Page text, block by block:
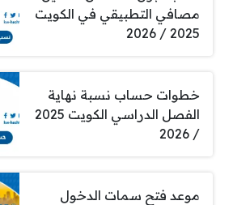
مصافي التطبيقي في الكويت
2025 / 2026
خطوات حساب نسبة نهاية
الفصل الدراسي الكويت 2025
/ 2026
موعد فتح سمات الدخول